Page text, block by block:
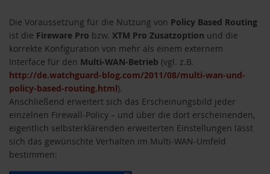
Die Voraussetzung für die Nutzung von Policy Based Routing
ist die Fireware Pro bzw. XTM Pro Zusatzoption und die
korrekte Konfiguration von mehr als einem externem
Interface für den Multi-WAN-Betrieb (vgl. z.B.
http://de.watchguard-blog.com/2011/08/multi-wan-und-
policy-based-routing.html).
Anschließend erweitert sich das Erscheinungsbild jeder
einzelnen Firewall-Policy – und über die dort erscheinenden,
eigentlich selbsterklärenden erweiterten Einstellungen lässt
sich das gewünschte Verhalten im Multi-WAN-Umfeld
bestimmen: